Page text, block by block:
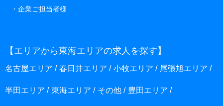
企業ご担当者様
【エリアから東海エリアの求人を探す】
名古屋エリア 春日井エリア 小牧エリア 尾張旭エリア
半田エリア 東海エリア その他 豊田エリア